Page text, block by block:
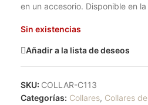
en un accesorio. Disponible en la
Sin existencias
Añadir a la lista de deseos
SKU: COLLAR-C113
Categorías: Collares, Collares